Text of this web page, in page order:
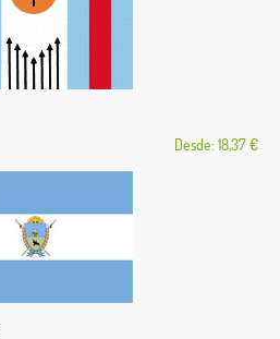
Desde: 18,37 €